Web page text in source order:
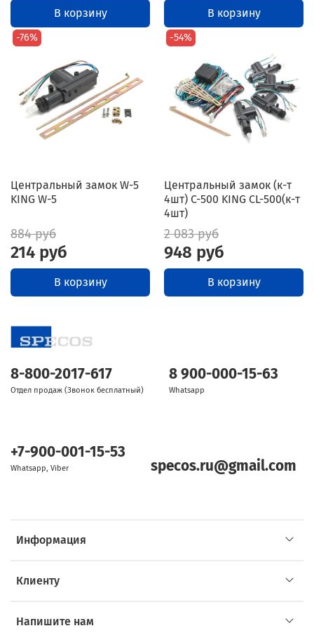
В корзину В корзину
-76%
Центральный замок W-5
KING W-5
884 руб
214 руб
В корзину
-54%
Центральный замок (к-т
4шт) C-500 KING CL-500(к-т
4шт)
2 083 руб
948 руб
В корзину
Информация
Клиенту
Напишите нам
8-800-2017-617
Отдел продаж (Звонок бесплатный)
8 900-000-15-63
Whatsapp
+7-900-001-15-53
Whatsapp, Viber specos.ru@gmail.com